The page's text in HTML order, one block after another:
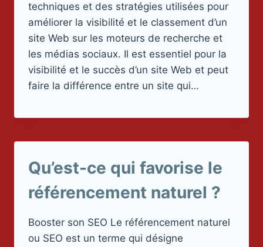
techniques et des stratégies utilisées pour
améliorer la visibilité et le classement d’un
site Web sur les moteurs de recherche et
les médias sociaux. Il est essentiel pour la
visibilité et le succès d’un site Web et peut
faire la différence entre un site qui…
Qu’est-ce qui favorise le
référencement naturel ?
Booster son SEO Le référencement naturel
ou SEO est un terme qui désigne